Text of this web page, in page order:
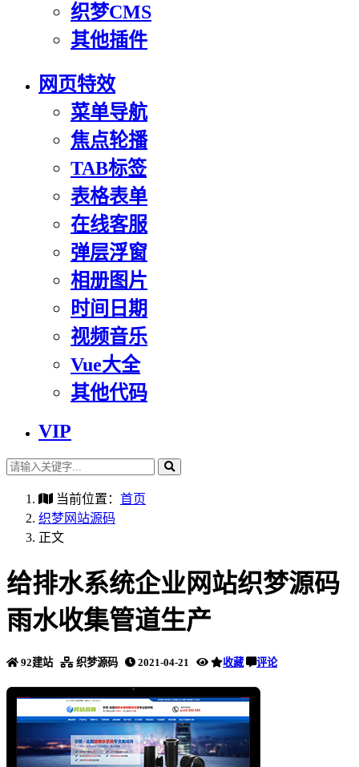
织梦CMS
其他插件
网页特效
菜单导航
焦点轮播
TAB标签
表格表单
在线客服
弹层浮窗
相册图片
时间日期
视频音乐
Vue大全
其他代码
VIP
当前位置： 首页
织梦网站源码
正文
给排水系统企业网站织梦源码
雨水收集管道生产
92建站 织梦源码 2021-04-21 收藏 评论